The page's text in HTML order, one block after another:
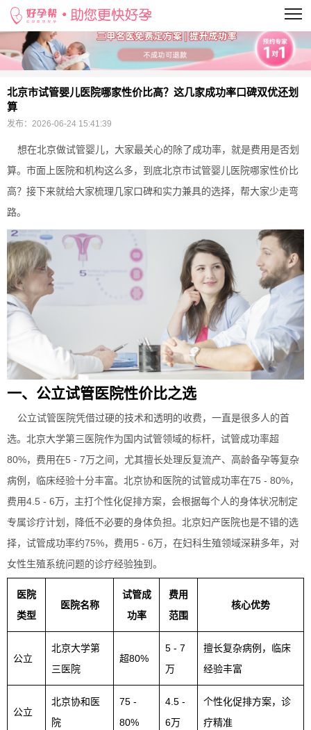
当前位置：
北京市试管婴儿医院哪家性价比高？这几家成功率口碑双优还划
算
发布： 2026-06-24 15:41:39
想在北京做试管婴儿，大家最关心的除了成功率，就是费用是否划
算。市面上医院和机构这么多，到底北京市试管婴儿医院哪家性价比
高？接下来就给大家梳理几家口碑和实力兼具的选择，帮大家少走弯
路。
一、公立试管医院性价比之选
公立试管医院凭借过硬的技术和透明的收费，一直是很多人的首
选。北京大学第三医院作为国内试管领域的标杆，试管成功率超
80%，费用在5 - 7万之间，尤其擅长处理反复流产、高龄备孕等复杂
病例，临床经验十分丰富。北京协和医院的试管成功率在75 - 80%，
费用4.5 - 6万，主打个性化促排方案，会根据每个人的身体状况制定
专属诊疗计划，降低不必要的身体负担。北京妇产医院也是不错的选
择，试管成功率约75%，费用5 - 6万，在妇科生殖领域深耕多年，对
女性生殖系统问题的诊疗经验独到。
医院
类型
医院名称
试管成
功率
费用
范围
核心优势
公立
北京大学第
三医院
超80%
5 - 7
万
擅长复杂病例，临床
经验丰富
公立
北京协和医
院
75 -
80%
4.5 -
6万
个性化促排方案，诊
疗精准